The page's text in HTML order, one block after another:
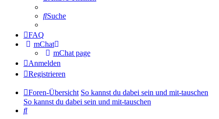
Suche
FAQ
mChat
mChat page
Anmelden
Registrieren
Foren-Übersicht So kannst du dabei sein und mit-tauschen
So kannst du dabei sein und mit-tauschen
Suche